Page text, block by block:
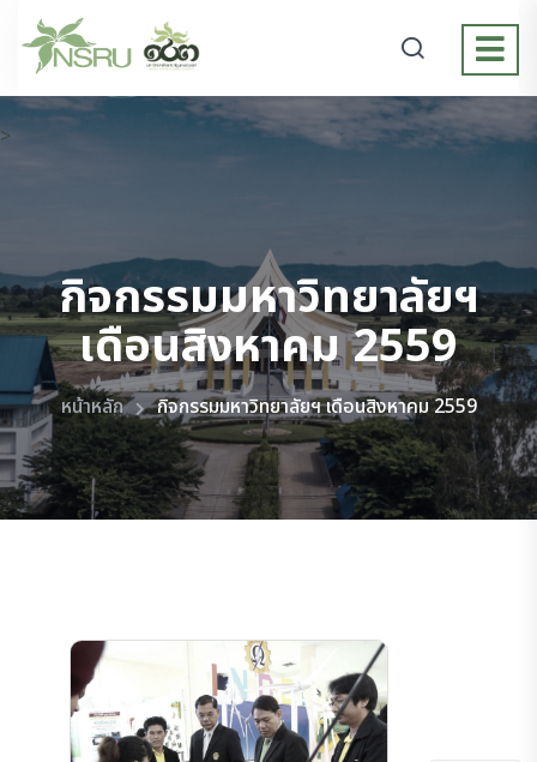
>
กิจกรรมมหาวิทยาลัยฯ
เดือนสิงหาคม 2559
หน้าหลัก กิจกรรมมหาวิทยาลัยฯ เดือนสิงหาคม 2559